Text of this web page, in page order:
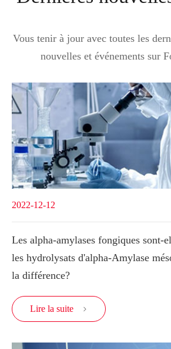
Vous tenir à jour avec toutes les
nouvelles et événements sur
2022-12-12
Les alpha-amylases fongiques sont-
les hydrolysats d'alpha-Amylase
la différence?
Lire la suite 